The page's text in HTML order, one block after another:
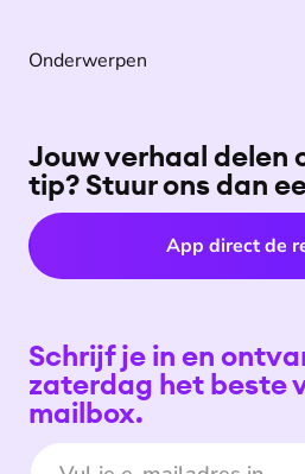
Onderwerpen
Jouw verhaal delen
tip? Stuur ons dan
App direct de
Schrijf je in en
zaterdag het beste
mailbox.
E-mailadres